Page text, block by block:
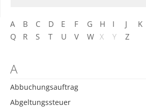
A B C D E F G H I J K
Q
R S T U V W X Y Z
A
Abbuchungsauftrag
Abgeltungssteuer